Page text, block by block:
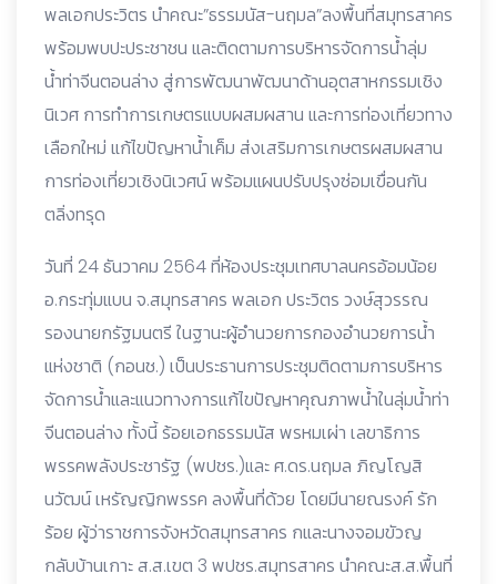
พลเอกประวิตร นำคณะ”ธรรมนัส-นฤมล”ลงพื้นที่สมุทรสาคร
พร้อมพบปะประชาชน และติดตามการบริหารจัดการน้ำลุ่ม
น้ำท่าจีนตอนล่าง สู่การพัฒนาพัฒนาด้านอุตสาหกรรมเชิง
นิเวศ การทำการเกษตรแบบผสมผสาน และการท่องเที่ยวทาง
เลือกใหม่ แก้ไขปัญหาน้ำเค็ม ส่งเสริมการเกษตรผสมผสาน
การท่องเที่ยวเชิงนิเวศน์ พร้อมแผนปรับปรุงซ่อมเขื่อนกัน
ตลิ่งทรุด
วันที่ 24 ธันวาคม 2564 ที่ห้องประชุมเทศบาลนครอ้อมน้อย
อ.กระทุ่มแบน จ.สมุทรสาคร พลเอก ประวิตร วงษ์สุวรรณ
รองนายกรัฐมนตรี ในฐานะผู้อำนวยการกองอำนวยการน้ำ
แห่งชาติ (กอนช.) เป็นประธานการประชุมติดตามการบริหาร
จัดการน้ำและแนวทางการแก้ไขปัญหาคุณภาพน้ำในลุ่มน้ำท่า
จีนตอนล่าง ทั้งนี้ ร้อยเอกธรรมนัส พรหมเผ่า เลขาธิการ
พรรคพลังประชารัฐ (พปชร.)และ ศ.ดร.นฤมล ภิญโญสิ
นวัฒน์ เหรัญญิกพรรค ลงพื้นที่ด้วย โดยมีนายณรงค์ รัก
ร้อย ผู้ว่าราชการจังหวัดสมุทรสาคร กและนางจอมขัวญ
กลับบ้านเกาะ ส.ส.เขต 3 พปชร.สมุทรสาคร นำคณะส.ส.พื้นที่